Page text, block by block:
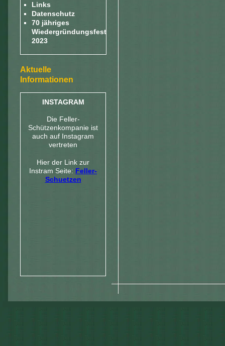
Links
Datenschutz
70 jähriges
Wiedergründungsfest
2023
Aktuelle
Informationen
INSTAGRAM
Die Feller-
Schützenkompanie ist
auch auf Instagram
vertreten
Hier der Link zur
Instram Seite: Feller-
Schuetzen